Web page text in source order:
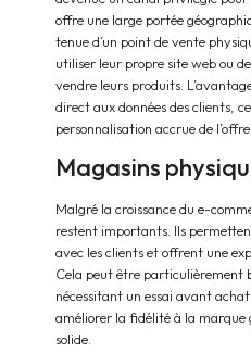
offre une large portée
tenue d’un point de vente
utiliser leur propre site web ou
vendre leurs produits.
direct aux données des clients,
personnalisation accrue de l’offre.
Magasins
Malgré la croissance du e-
restent importants. Ils
avec les clients et offrent une
Cela peut être particulièrement
nécessitant un essai avant
améliorer la fidélité à la marque
solide.